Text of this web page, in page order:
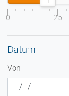
0 25
Datum
Von